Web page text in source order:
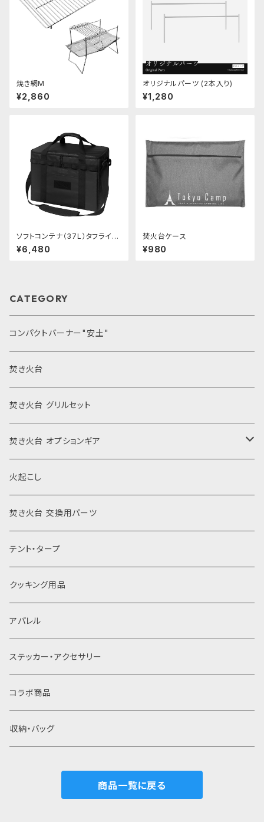
焼き網M
¥2,860
オリジナルパーツ (2本入り)
¥1,280
ソフトコンテナ（37L）タフライト
ボックス
¥6,480
焚火台ケース
¥980
CATEGORY
コンパクトバーナー"安土"
焚き火台
焚き火台 グリルセット
焚き火台 オプションギア
風防
薪割り
焼き網
灰受け
火起こし
焚き火台 交換用パーツ
テント・タープ
クッキング用品
アパレル
ステッカー・アクセサリー
コラボ商品
収納・バッグ
商品一覧に戻る